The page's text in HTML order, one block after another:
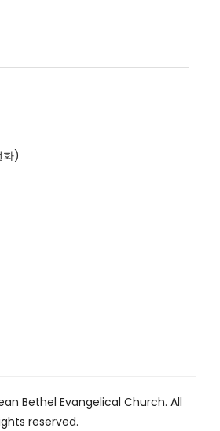
)
Bethel Evangelical Church. All
reserved.